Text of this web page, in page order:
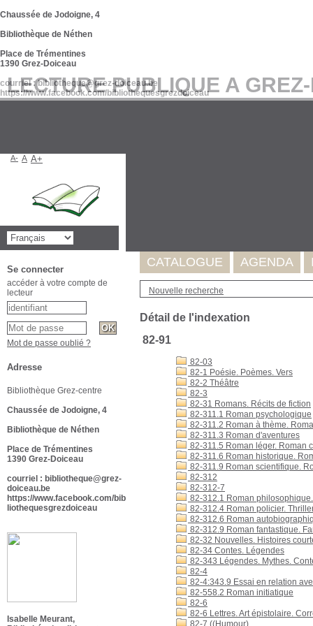
LECTURE PUBLIQUE A
Nouvelle recherche
Détail de l'indexation
82-91
82-03
82-1 Poésie. Poèmes. Vers
82-2 Théâtre
82-3
82-31 Romans. Récits de fiction
82-311.1 Roman psychologique
82-311.2 Roman à thème.
82-311.3 Roman d'aventures
82-311.5 Roman léger. Roman
82-311.6 Roman historique.
82-311.9 Roman scientifique.
82-312
82-312-7
82-312.1 Roman
82-312.4 Roman policier.
82-312.6 Roman
82-312.9 Roman fantastique.
82-32 Nouvelles. Histoires
82-34 Contes. Légendes
82-343 Légendes. Mythes.
82-4
82-4:343.9 Essai en relation
82-558.2 Roman initiatique
82-6
82-6 Lettres. Art épistolaire.
82-7 ((Humour)
Chaussée de Jodoigne, 4
Bibliothèque de Néthen
Place de Trémentines
1390 Grez-Doiceau
courriel : bibliotheque@grez-doiceau.be
https://www.facebook.com/bibliothequesgrezdoiceau
CATALOGUE AGENDA
A- A A+
Se connecter
accéder à votre compte de
lecteur
Mot de passe oublié ?
Adresse
Bibliothèque Grez-centre
Chaussée de Jodoigne, 4
Bibliothèque de Néthen
Place de Trémentines
1390 Grez-Doiceau
courriel : bibliotheque@grez-
doiceau.be
https://www.facebook.com/bib
liothequesgrezdoiceau
Isabelle Meurant,